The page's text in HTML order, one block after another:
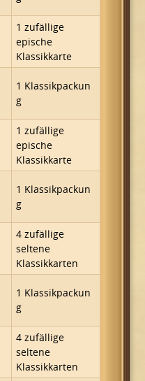
1 zufällige
epische
Klassikkarte
1 Klassikpackun
g
1 zufällige
epische
Klassikkarte
1 Klassikpackun
g
4 zufällige
seltene
Klassikkarten
1 Klassikpackun
g
4 zufällige
seltene
Klassikkarten